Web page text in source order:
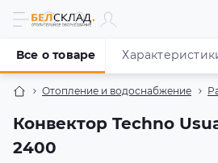
Отопление и водоснабжение
Конвектор Techno
2400
Все о товаре